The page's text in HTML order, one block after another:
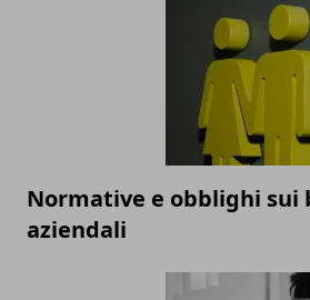
Normative e obblighi sui
aziendali